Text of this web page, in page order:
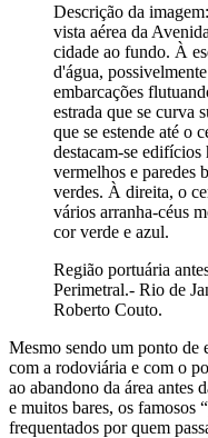
Descrição da imagem:
vista aérea da
cidade ao fundo. À
d'água,
embarcações
estrada que se curva
que se estende até o
destacam-se
vermelhos e paredes
verdes. À direita, o
vários arranha-céus
cor verde e azul.
Região portuária
Perimetral.- Rio de
Roberto Couto.
Mesmo sendo um ponto de
com a rodoviária e com o
ao abandono da área antes
e muitos bares, os famosos
frequentados por quem